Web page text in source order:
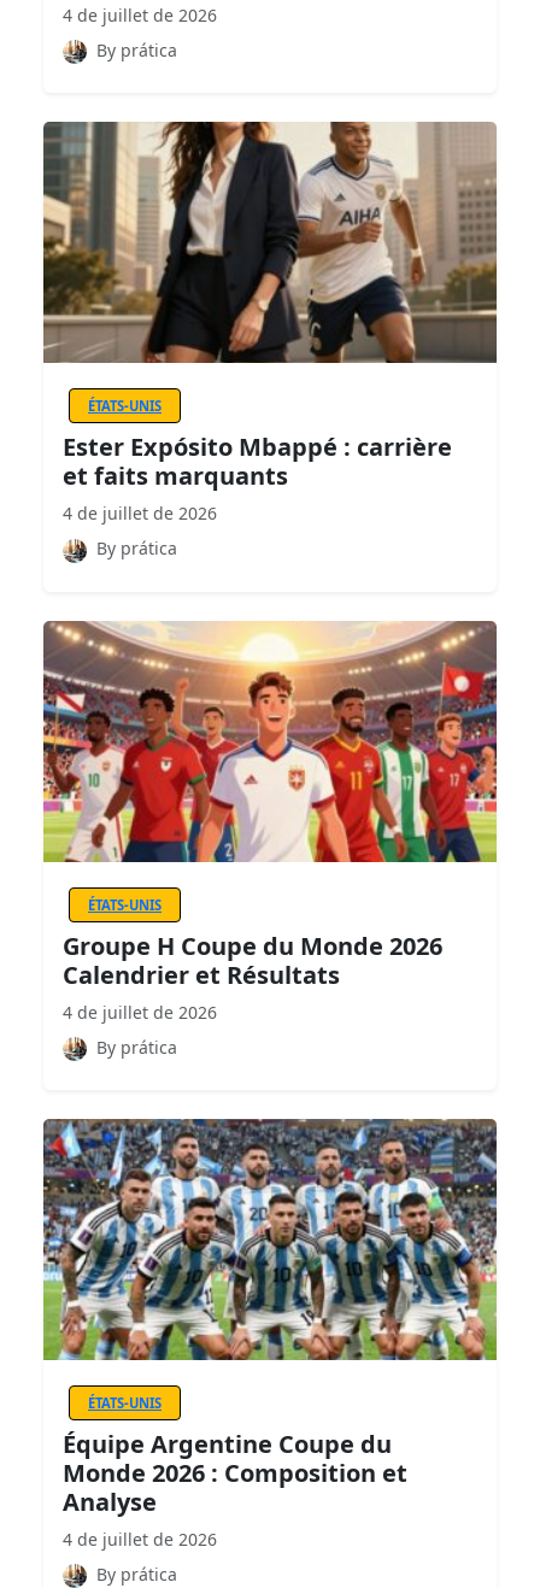
4 de juillet de 2026
By prática
ÉTATS-UNIS
Ester Expósito Mbappé : carrière
et faits marquants
4 de juillet de 2026
By prática
ÉTATS-UNIS
Groupe H Coupe du Monde 2026
Calendrier et Résultats
4 de juillet de 2026
By prática
ÉTATS-UNIS
Équipe Argentine Coupe du
Monde 2026 : Composition et
Analyse
4 de juillet de 2026
By prática